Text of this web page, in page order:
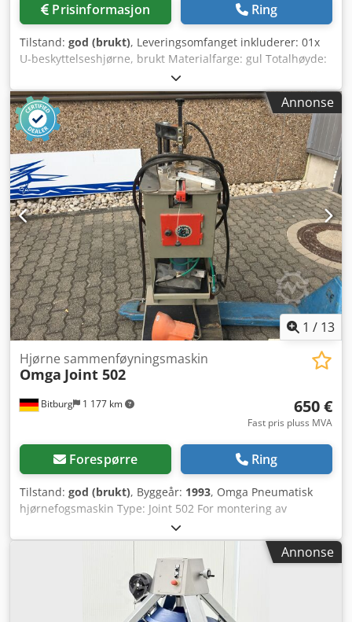
Prisinformasjon Ring
Tilstand: god (brukt), Leveringsomfanget inkluderer: 01x
U-beskyttelseshjørne, brukt Materialfarge: gul Totalhøyde:
ca. 400 mm Ytre profilmål: U: ca. 50 x 50 mm Ytre profilmål:
U: ca. 40 x 40 mm Materialtykkelse: ca. 5,00 mm Fotplate-
mål: ca. 300 x 100 mm Borehull Ø: ca. 12 mm Antall
borehull: 06 stk. Dine kontaktpersoner hos oss: Chedpfx
Aken R Egzonea Mr.: Andre Evering Mr.: Mario Klöver Mr.:
Falk Deutsch Generell informasjon om artikkelen: Denne
artikkelen tilbys kun for henting. Ønskes transport eller
forsendelse av denne artikkelen, medfører dette ekstra
kostnader som kan forespørres individuelt fra oss etter
leveringssted og omfang.
Annonse
1 / 13
Bitburg 1 177 km
Hjørne sammenføyningsmaskin
Omga Joint 502
650 €
Fast pris pluss MVA
Forespørre Ring
Tilstand: god (brukt), Byggeår: 1993, Omga Pneumatisk
hjørnefogsmaskin Type: Joint 502 For montering av
populære rammer Under klammingsprosessen har
operatøren fri sikt til rammen og mulighet til å korrigere
posisjonen om nødvendig. De to rammestykkene legges
inn i anslaget og blokkeres av en pneumatisk
spennmekanisme med en spesialgummipute som
beskytter mot skade på sensitive rammer. Anslaget er
Annonse